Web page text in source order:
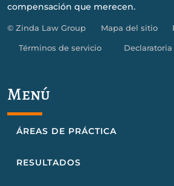
compensación que merecen.
© Zinda Law Group Mapa del sitio
Términos de servicio
Menú
ÁREAS DE PRÁCTICA
RESULTADOS